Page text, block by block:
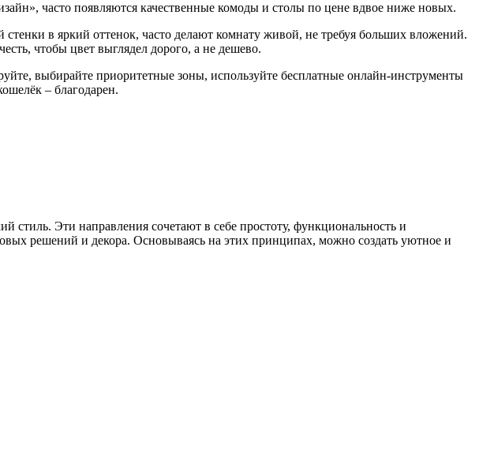
часто появляются качественные комоды и столы по цене вдвое ниже новых.
в яркий оттенок, часто делают комнату живой, не требуя больших вложений.
чтобы цвет выглядел дорого, а не дешево.
выбирайте приоритетные зоны, используйте бесплатные онлайн‑инструменты
– благодарен.
Эти направления сочетают в себе простоту, функциональность и
решений и декора. Основываясь на этих принципах, можно создать уютное и